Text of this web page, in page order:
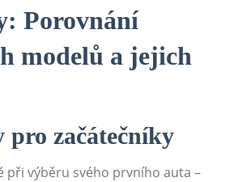
Porovnání
modelů a jejich
pro začátečníky
při výběru svého prvního auta –